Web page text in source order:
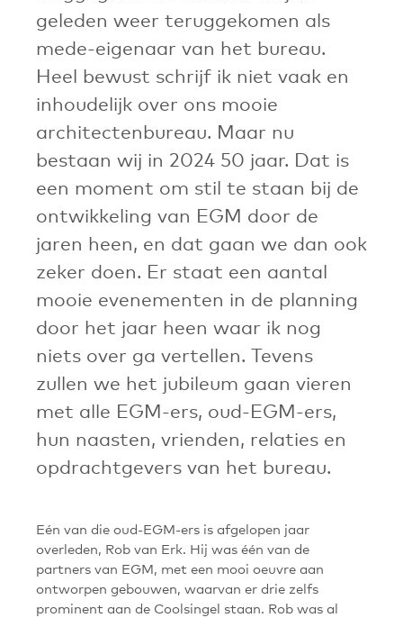
geleden weer teruggekomen als
mede-eigenaar van het bureau.
Heel bewust schrijf ik niet vaak en
inhoudelijk over ons mooie
architectenbureau. Maar nu
bestaan wij in 2024 50 jaar. Dat is
een moment om stil te staan bij de
ontwikkeling van EGM door de
jaren heen, en dat gaan we dan ook
zeker doen. Er staat een aantal
mooie evenementen in de planning
door het jaar heen waar ik nog
niets over ga vertellen. Tevens
zullen we het jubileum gaan vieren
met alle EGM-ers, oud-EGM-ers,
hun naasten, vrienden, relaties en
opdrachtgevers van het bureau.
Eén van die oud-EGM-ers is afgelopen jaar
overleden, Rob van Erk. Hij was één van de
partners van EGM, met een mooi oeuvre aan
ontworpen gebouwen, waarvan er drie zelfs
prominent aan de Coolsingel staan. Rob was al